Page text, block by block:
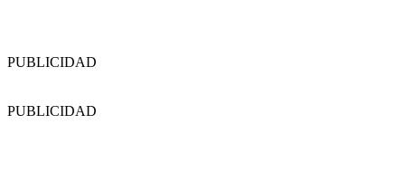
PUBLICIDAD
PUBLICIDAD